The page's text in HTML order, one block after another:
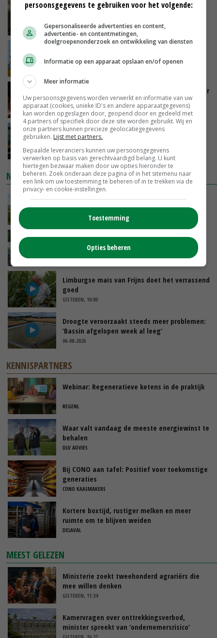
‘Samenwerking A-ware en Amalthea gaat
VANDAAG, 16:01
groot: Nederland in Europese top
Vlaamse varkensstapel krimpt, pluimveesector
groeit door schaalvergroting
VANDAAG, 15:20
‘Cijfer jezelf niet weg en doe vooral ook waar
je gelukkig van wordt’
VANDAAG, 13:31
NIEUWSTE VIDEO'S
POAH!: John Deere 7730
VANDAAG, 10:00
Oekraïne-vlogger Kees Huizinga: ‘Bezoek van
de ambassade mag zelf groente plukken’
GISTEREN, 12:00
Limburgse mais van Frijns doet het verrassend
goed
GISTEREN, 10:00
Droogte veroorzaakt steeds meer problemen:
‘Bassin afgelopen week al leeg’
06-08-2026
KENNISPARTNERS
Webinar: Regeneratieve ketens in de praktijk
REGENL
Waar valt vandaag de meeste energiewinst te
behalen
DLV ADVIES
Bij CONO aan tafel: Positief voor toekomstige
generaties
CONO KAASMAKERS
Kortere boxtijd, rustiger melken en meer
ruimte om te blijven weiden
DELAVAL
MEEST GELEZEN
Ministerie zoekt tweehonderd agrariërs die
mee willen denken
GISTEREN, 11:34
Kamervragen over onttrekkingsverbod,
minister spreekt van ‘ondernemersrisico’
persoonsgegevens te gebruiken voor het volgende:
Gepersonaliseerde advertenties en content,
advertentie- en contentmetingen,
doelgroepenonderzoek en ontwikkeling van diensten
Informatie op een apparaat opslaan en/of openen
Meer informatie
Uw persoonsgegevens worden verwerkt en informatie van uw
apparaat (cookies, unieke ID's en andere apparaatgegevens)
kan worden opgeslagen door, geopend door en gedeeld met
4 partners of specifiek door deze site worden gebruikt. Wij en
onze partners kunnen precieze geolocatiegegevens
gebruiken. Lijst met partners.
Bepaalde leveranciers kunnen uw persoonsgegevens
verwerken op basis van gerechtvaardigd belang. U kunt
hiertegen bezwaar maken door uw opties hieronder te
beheren. Zoek onderaan deze pagina of in het sitemenu naar
een link om uw toestemming te beheren of in te trekken via de
privacy- en cookie-instellingen.
Toestemming
Opties beheren